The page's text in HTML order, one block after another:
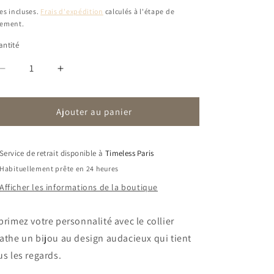
incluses. Frais d'expédition calculés à l'étape de
Réduire
quantité
Collier
|
Perle
Augmenter
quantité
de
Collier
|
Perle
Ajouter au panier
Service de retrait disponible à Timeless Paris
Habituellement prête en 24 heures
Afficher les informations de la boutique
votre personnalité avec le collier
un bijou au design audacieux qui tient
les regards.